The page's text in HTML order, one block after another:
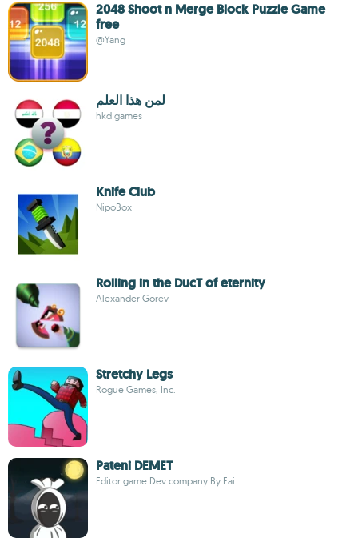
2048 Shoot n Merge Block Puzzle Game
free
@Yang
لمن هذا العلم
hkd games
Knife Club
NipoBox
Rolling in the DucT of eternity
Alexander Gorev
Stretchy Legs
Rogue Games, Inc.
Pateni DEMET
Editor game Dev company By Fai